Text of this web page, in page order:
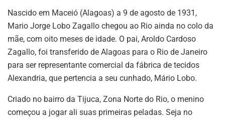
Nascido em Maceió (Alagoas) a 9 de agosto de 1931,
Mario Jorge Lobo Zagallo chegou ao Rio ainda no colo da
mãe, com oito meses de idade. O pai, Aroldo Cardoso
Zagallo, foi transferido de Alagoas para o Rio de Janeiro
para ser representante comercial da fábrica de tecidos
Alexandria, que pertencia a seu cunhado, Mário Lobo.
Criado no bairro da Tijuca, Zona Norte do Rio, o menino
começou a jogar ali suas primeiras peladas. Seja no